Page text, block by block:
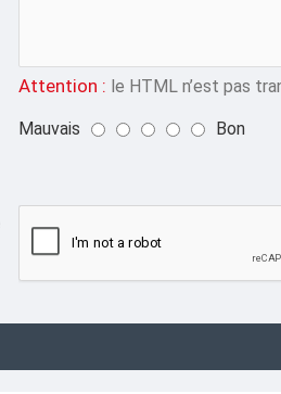
Attention : le HTML n’est pas
Mauvais Bon